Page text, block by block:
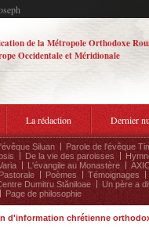
de la Métropole Orthodoxe
Occidentale et Méridionale
La rédaction Dernier
Siluan
Parole de l'évêque
De la vie des paroisses
L'évangile au Monastère
Poèmes
Témoignages
Dumitru Stăniloae
Un père a
Page de philosophie
d'information chrétienne